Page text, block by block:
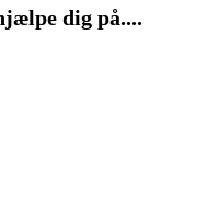
dig på....